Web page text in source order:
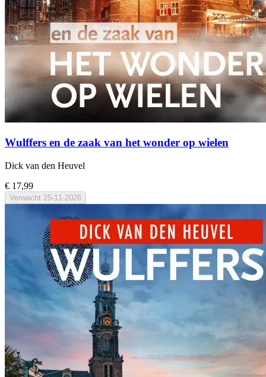
Wulffers en de zaak van het wonder op wielen
Dick van den Heuvel
€ 17,99
Verwacht 25-11-2026